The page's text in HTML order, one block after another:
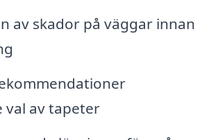
av skador på väggar innan
val av tapeter